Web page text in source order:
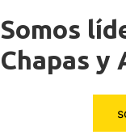
Somos
Chapas y